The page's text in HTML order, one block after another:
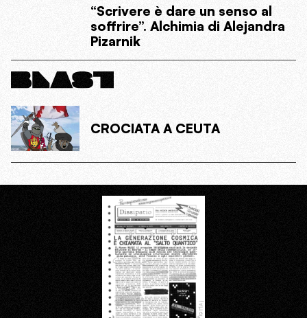
“Scrivere è dare un senso al
soffrire”. Alchimia di Alejandra
Pizarnik
CROCIATA A CEUTA